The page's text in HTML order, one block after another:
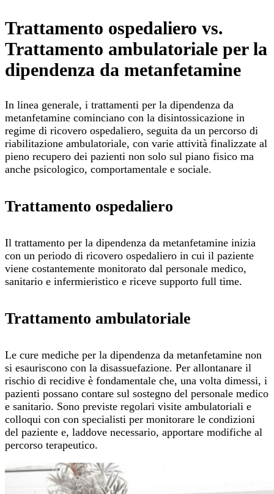
Trattamento ospedaliero vs.
Trattamento ambulatoriale per la
dipendenza da metanfetamine
In linea generale, i trattamenti per la dipendenza da
metanfetamine cominciano con la disintossicazione in
regime di ricovero ospedaliero, seguita da un percorso di
riabilitazione ambulatoriale, con varie attività finalizzate al
pieno recupero dei pazienti non solo sul piano fisico ma
anche psicologico, comportamentale e sociale.
Trattamento ospedaliero
Il trattamento per la dipendenza da metanfetamine inizia
con un periodo di ricovero ospedaliero in cui il paziente
viene costantemente monitorato dal personale medico,
sanitario e infermieristico e riceve supporto full time.
Trattamento ambulatoriale
Le cure mediche per la dipendenza da metanfetamine non
si esauriscono con la disassuefazione. Per allontanare il
rischio di recidive è fondamentale che, una volta dimessi, i
pazienti possano contare sul sostegno del personale medico
e sanitario. Sono previste regolari visite ambulatoriali e
colloqui con con specialisti per monitorare le condizioni
del paziente e, laddove necessario, apportare modifiche al
percorso terapeutico.